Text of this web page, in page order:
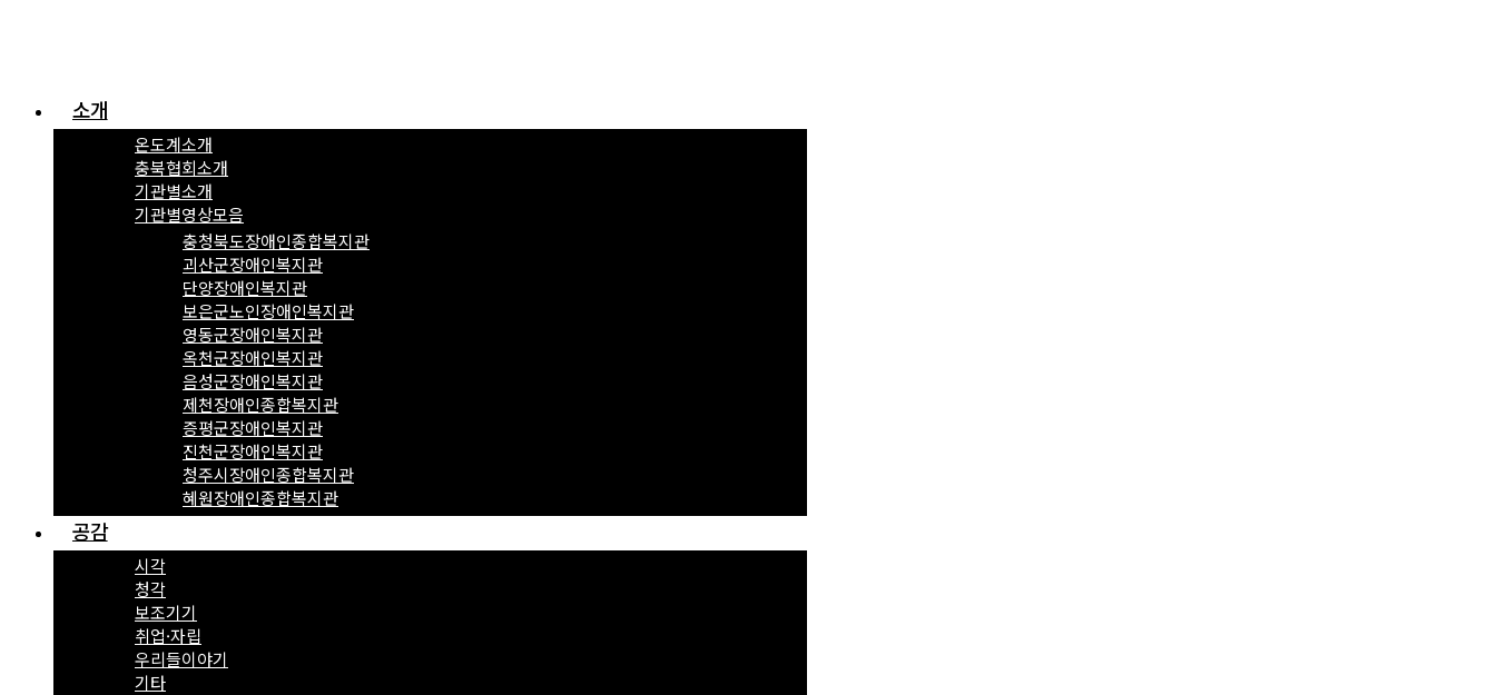
소개
온도계소개
충북협회소개
기관별소개
기관별영상모음
충청북도장애인종합복지관
괴산군장애인복지관
단양장애인복지관
보은군노인장애인복지관
영동군장애인복지관
옥천군장애인복지관
음성군장애인복지관
제천장애인종합복지관
증평군장애인복지관
진천군장애인복지관
청주시장애인종합복지관
혜원장애인종합복지관
공감
시각
청각
보조기기
취업·자립
우리들이야기
기타